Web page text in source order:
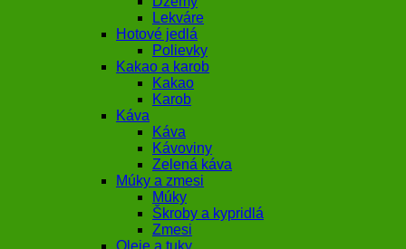
Lekváre
Hotové jedlá
Polievky
Kakao a karob
Kakao
Karob
Káva
Káva
Kávoviny
Zelená káva
Múky a zmesi
Múky
Škroby a kypridlá
Zmesi
Oleje a tuky